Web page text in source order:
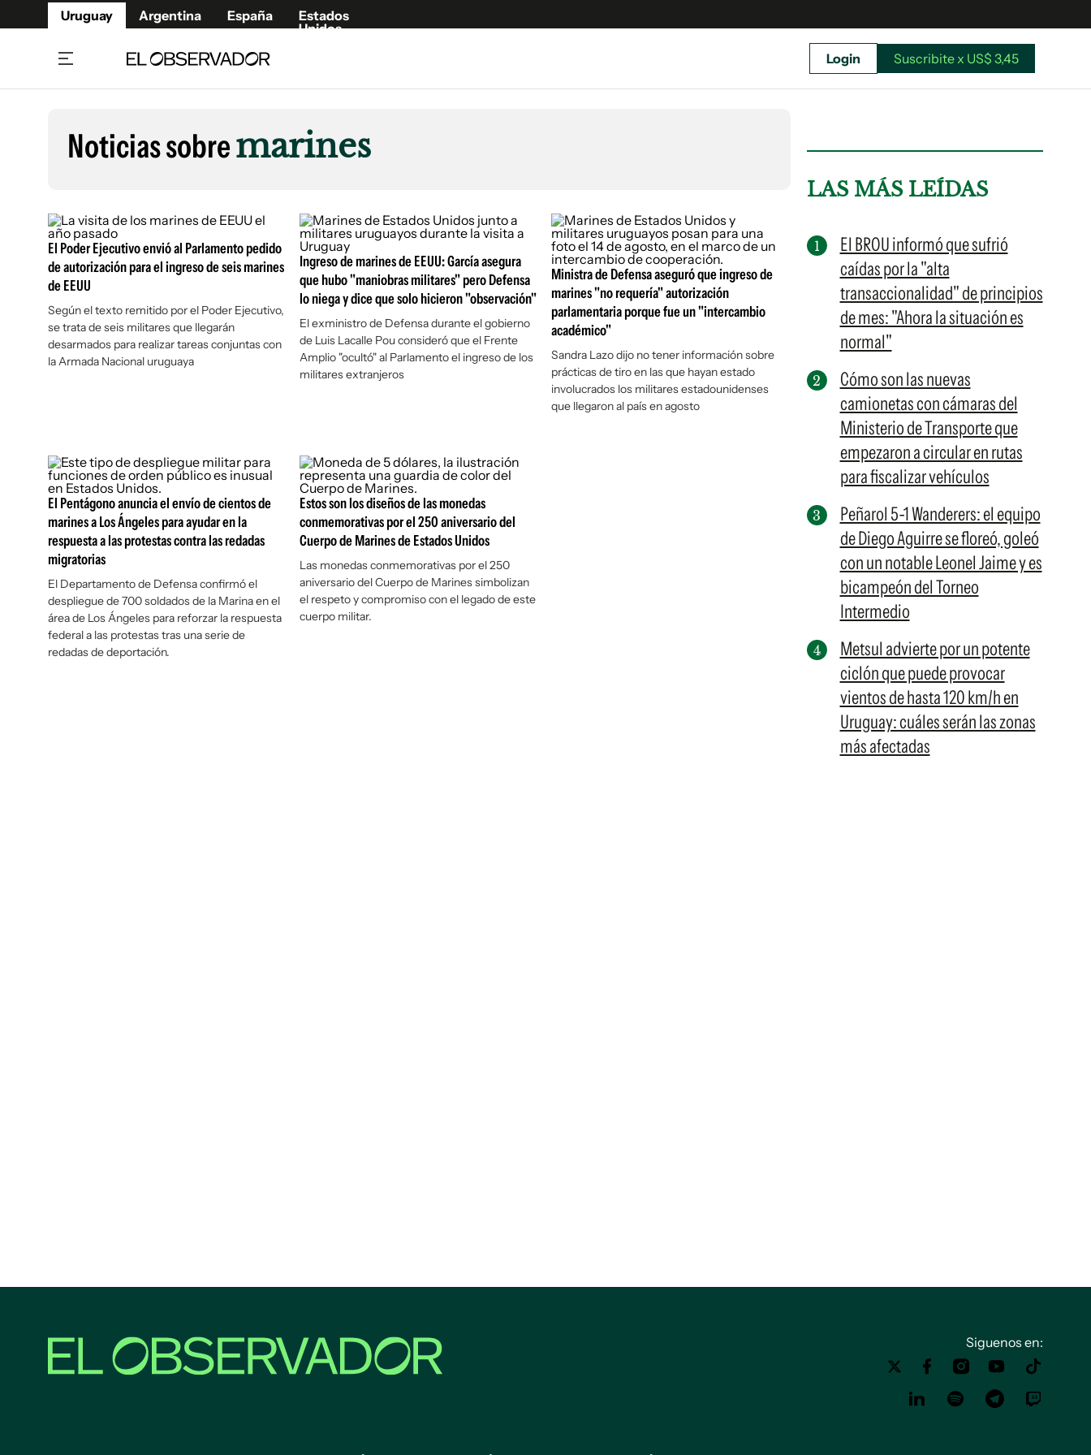
Uruguay Argentina España
Estados
Unidos
Beneficios Member
Café y Negocios
Economía y Empresas
Agro
Mundo
Cultura y Espectáculos
Fúnebres
Publicaciones
Newsletters
Argentina
España
Estados Unidos
Suscribite x US$ 3,45
Login Suscribite x US$ 3,45
Noticias sobremarines
El Poder Ejecutivo envió al Parlamento pedido
de autorización para el ingreso de seis marines
de EEUU
Según el texto remitido por el Poder Ejecutivo,
se trata de seis militares que llegarán
desarmados para realizar tareas conjuntas con
la Armada Nacional uruguaya
Ingreso de marines de EEUU: García asegura
que hubo "maniobras militares" pero Defensa
lo niega y dice que solo hicieron "observación"
El exministro de Defensa durante el gobierno
de Luis Lacalle Pou consideró que el Frente
Amplio "ocultó" al Parlamento el ingreso de los
militares extranjeros
Ministra de Defensa aseguró que ingreso de
marines "no requería" autorización
parlamentaria porque fue un "intercambio
académico"
Sandra Lazo dijo no tener información sobre
prácticas de tiro en las que hayan estado
involucrados los militares estadounidenses
que llegaron al país en agosto
El Pentágono anuncia el envío de cientos de
marines a Los Ángeles para ayudar en la
respuesta a las protestas contra las redadas
migratorias
El Departamento de Defensa confirmó el
despliegue de 700 soldados de la Marina en el
área de Los Ángeles para reforzar la respuesta
federal a las protestas tras una serie de
redadas de deportación.
Estos son los diseños de las monedas
conmemorativas por el 250 aniversario del
Cuerpo de Marines de Estados Unidos
Las monedas conmemorativas por el 250
aniversario del Cuerpo de Marines simbolizan
el respeto y compromiso con el legado de este
cuerpo militar.
LAS MÁS LEÍDAS
El BROU informó que sufrió
caídas por la "alta
transaccionalidad" de principios
de mes: "Ahora la situación es
normal"
Cómo son las nuevas
camionetas con cámaras del
Ministerio de Transporte que
empezaron a circular en rutas
para fiscalizar vehículos
Peñarol 5-1 Wanderers: el equipo
de Diego Aguirre se floreó, goleó
con un notable Leonel Jaime y es
bicampeón del Torneo
Intermedio
Metsul advierte por un potente
ciclón que puede provocar
vientos de hasta 120 km/h en
Uruguay: cuáles serán las zonas
más afectadas
Siguenos en: